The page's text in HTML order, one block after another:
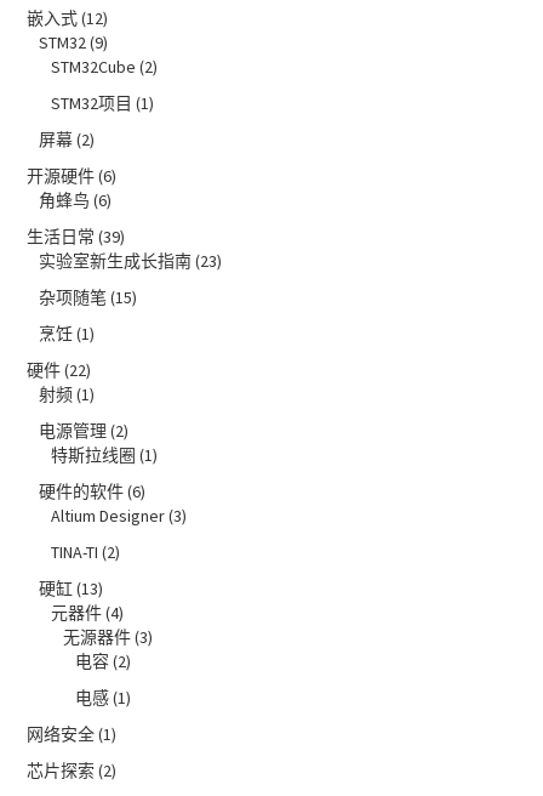
嵌入式(12)
STM32 (9)
STM32Cube (2)
STM32项目 (1)
屏幕(2)
开源硬件(6)
角蜂鸟 (6)
生活日常 (39)
实验室新生成长指南(23)
杂项随笔(15)
烹饪(1)
硬件(22)
射频(1)
电源管理 (2)
特斯拉线圈 (1)
硬件的软件(6)
Altium Designer(3)
TINA-TI (2)
硬缸(13)
元器件(4)
无源器件(3)
电容(2)
电感(1)
网络安全(1)
芯片探索 (2)